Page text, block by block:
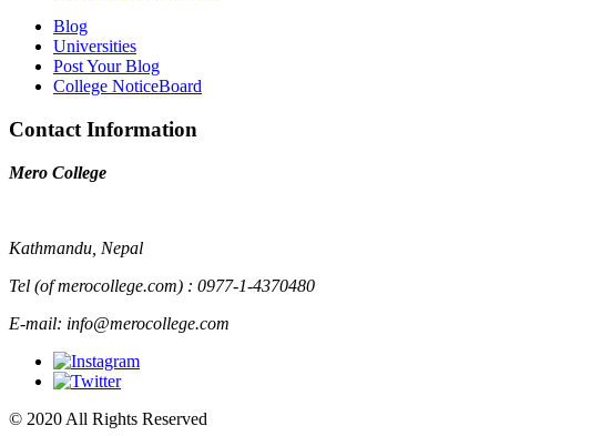
Blog
Universities
Post Your Blog
College NoticeBoard
Contact Information
Mero College
Kathmandu, Nepal
Tel (of merocollege.com) : 0977-1-4370480
E-mail: info@merocollege.com
© 2020 All Rights Reserved